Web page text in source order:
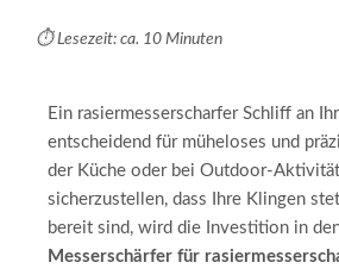
⏱️ Lesezeit: ca. 10 Minuten
Ein rasiermesserscharfer Schliff an
entscheidend für müheloses und
der Küche oder bei Outdoor-
sicherzustellen, dass Ihre Klingen
bereit sind, wird die Investition in
Messerschärfer für